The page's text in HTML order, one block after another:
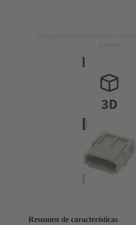
Resumen de características